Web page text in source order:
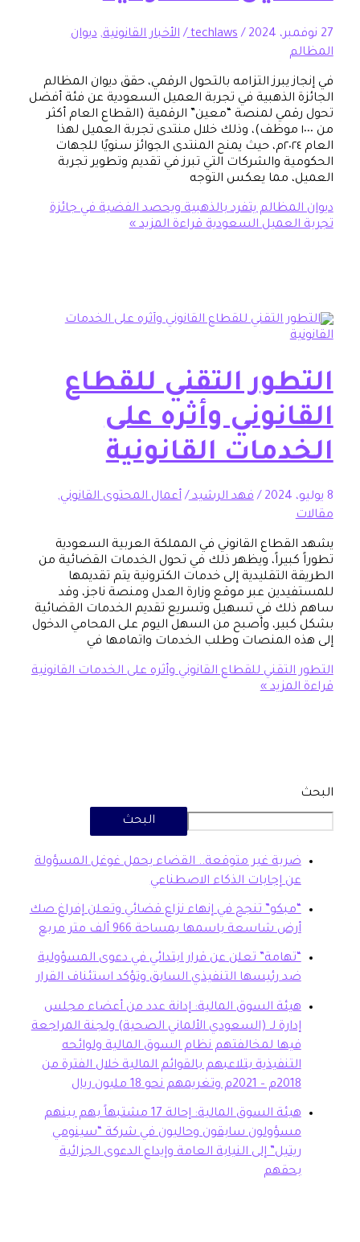
/
techlaws
/الأخبار القانونية,ديوان
يبرز التزامه بالتحول الرقمي، حقق ديوان المظالم
الذهبية في تجربة العميل السعودية عن فئة أفضل
لمنصة “معين” الرقمية (القطاع العام أكثر
١٠٠٠ موظف)، وذلك خلال منتدى تجربة العميل لهذا
العام ٢٠٢٤م، حيث يمنح المنتدى الجوائز سنويًا للجهات
والشركات التي تبرز في تقديم وتطوير تجربة
مما يعكس التوجه
يتفرد بالذهبية ويحصد الفضية في جائزة
السعوديةقراءة المزيد »
التقني للقطاع
وأثره على
القانونية
/فهد الرشيد/أعمال المحتوى القانوني,
القانوني في المملكة العربية السعودية
ويظهر ذلك في تحول الخدمات القضائية من
التقليدية إلى خدمات الكترونية يتم تقديمها
عبر موقع وزارة العدل ومنصة ناجز، وقد
في تسهيل وتسريع تقديم الخدمات القضائية
وأصبح من السهل اليوم على المحامي الدخول
المنصات وطلب الخدمات واتمامها في
للقطاع القانوني وأثره على الخدمات القانونية
»
غير متوقعة.. القضاء يحمل غوغل المسؤولة
إجابات الذكاء الاصطناعي
تنجح في إنهاء نزاع قضائي وتعلن إفراغ صك
شاسعة باسمها بمساحة 966 ألف متر مربع
تعلن عن قرار ابتدائي في دعوى المسؤولية
رئيسها التنفيذي السابق وتؤكد استئناف القرار
السوق المالية: إدانة عدد من أعضاء مجلس
لـ (السعودي الألماني الصحية) ولجنة المراجعة
لمخالفتهم نظام السوق المالية ولوائحه
بتلاعبهم بالقوائم المالية خلال الفترة من
هيئة السوق المالية: إحالة 17 مشتبهاً بهم بينهم
سابقون وحاليون في شركة “سينومي
إلى النيابة العامة وإيداع الدعوى الجزائية